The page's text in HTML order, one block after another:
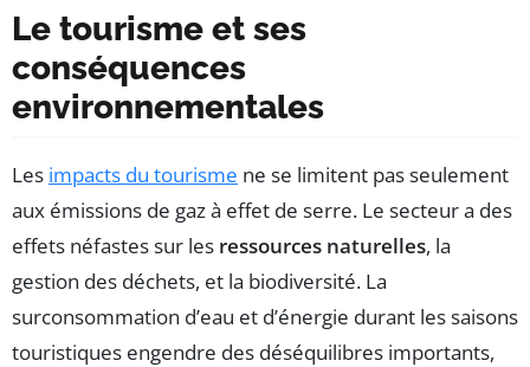
Le tourisme et ses
conséquences
environnementales
Les impacts du tourisme ne se limitent pas seulement
aux émissions de gaz à effet de serre. Le secteur a des
effets néfastes sur les ressources naturelles, la
gestion des déchets, et la biodiversité. La
surconsommation d’eau et d’énergie durant les saisons
touristiques engendre des déséquilibres importants,